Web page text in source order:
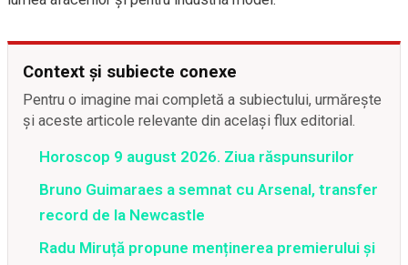
Context și subiecte conexe
Pentru o imagine mai completă a subiectului, urmărește
și aceste articole relevante din același flux editorial.
Horoscop 9 august 2026. Ziua răspunsurilor
Bruno Guimaraes a semnat cu Arsenal, transfer
record de la Newcastle
Radu Miruță propune menținerea premierului și